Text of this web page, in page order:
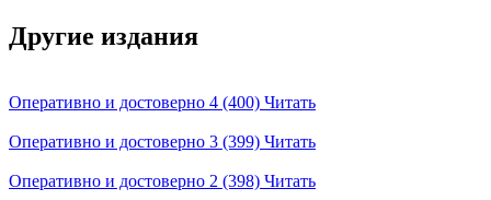
Другие издания
Оперативно и достоверно 4 (400) Читать
Оперативно и достоверно 3 (399) Читать
Оперативно и достоверно 2 (398) Читать